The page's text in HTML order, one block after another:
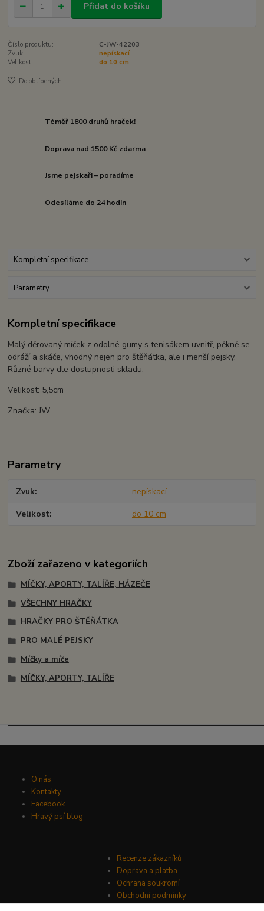
Přidat do košíku
Číslo produktu:
C-JW-42203
Zvuk:
nepískací
Velikost:
do 10 cm
Do oblíbených
Téměř 1800 druhů hraček!
Doprava nad 1500 Kč zdarma
Jsme pejskaři – poradíme
Odesíláme do 24 hodin
Kompletní specifikace
Parametry
Kompletní specifikace
Malý děrovaný míček z odolné gumy s tenisákem uvnitř, pěkně se
odráží a skáče, vhodný nejen pro štěňátka, ale i menší pejsky.
Různé barvy dle dostupnosti skladu.
Velikost: 5,5cm
Značka: JW
Parametry
Zvuk nepískací
Velikost do 10 cm
Zboží zařazeno v kategoriích
MÍČKY, APORTY, TALÍŘE, HÁZEČE
VŠECHNY HRAČKY
HRAČKY PRO ŠTĚŇÁTKA
PRO MALÉ PEJSKY
Míčky a míče
MÍČKY, APORTY, TALÍŘE
O nás
Kontakty
Facebook
Hravý psí blog
Recenze zákazníků
Doprava a platba
Ochrana soukromí
Obchodní podmínky